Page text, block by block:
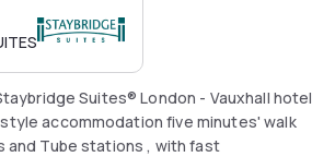
Suites® London - Vauxhall hotel
accommodation five minutes' walk
and Tube stations , with fast